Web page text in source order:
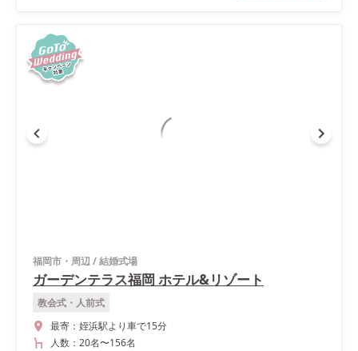
福岡市・周辺/結婚式場
ガーデンテラス福岡 ホテル&リゾート
教会式・人前式
最寄： 姪浜駅より車で15分
人数： 20名〜156名